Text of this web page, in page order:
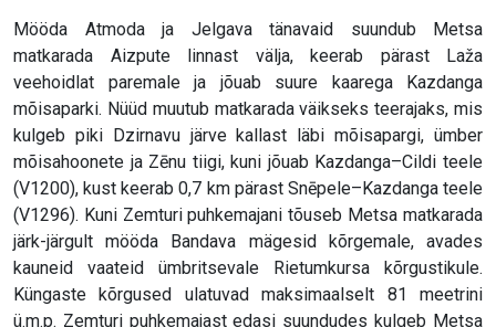
Mööda Atmoda ja Jelgava tänavaid suundub Metsa
matkarada Aizpute linnast välja, keerab pärast Laža
veehoidlat paremale ja jõuab suure kaarega Kazdanga
mõisaparki. Nüüd muutub matkarada väikseks teerajaks, mis
kulgeb piki Dzirnavu järve kallast läbi mõisapargi, ümber
mõisahoonete ja Zēnu tiigi, kuni jõuab Kazdanga–Cildi teele
(V1200), kust keerab 0,7 km pärast Snēpele–Kazdanga teele
(V1296). Kuni Zemturi puhkemajani tõuseb Metsa matkarada
järk-järgult mööda Bandava mägesid kõrgemale, avades
kauneid vaateid ümbritsevale Rietumkursa kõrgustikule.
Küngaste kõrgused ulatuvad maksimaalselt 81 meetrini
ü.m.p. Zemturi puhkemajast edasi suundudes kulgeb Metsa